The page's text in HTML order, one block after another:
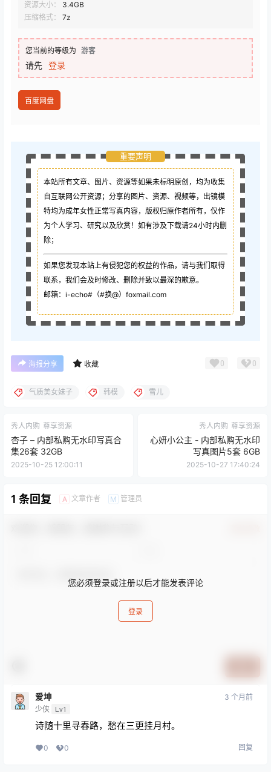
资源大小：
3.4GB
压缩格式：
7z
您当前的等级为 游客
请先 登录
百度网盘
重要声明
本站所有文章、图片、资源等如果未标明原创，均为收集
自互联网公开资源； 分享的图片、资源、视频等，出镜模
特均为成年女性正常写真内容，版权归原作者所有，仅作
为个人学习、研究以及欣赏！如有涉及下载请24小时内删
除；
如果您发现本站上有侵犯您的权益的作品，请与我们取得
联系，我们会及时修改、删除并致以最深的歉意。
邮箱：i-echo#（#换@）foxmail.com
海报分享 收藏 0 0
气质美女妹子 韩模 雪儿
秀人内购 尊享资源
杏子 – 内部私购无水印写真合
集26套 32GB
2025-10-25 12:00:11
秀人内购 尊享资源
心妍小公主 - 内部私购无水印
写真图片5套 6GB
2025-10-27 17:40:24
1 条回复 A 文章作者 M 管理员
您必须登录或注册以后才能发表评论
登录
爱坤
少侠 Lv1
3 个月前
诗随十里寻春路，愁在三更挂月村。
0 0 回复